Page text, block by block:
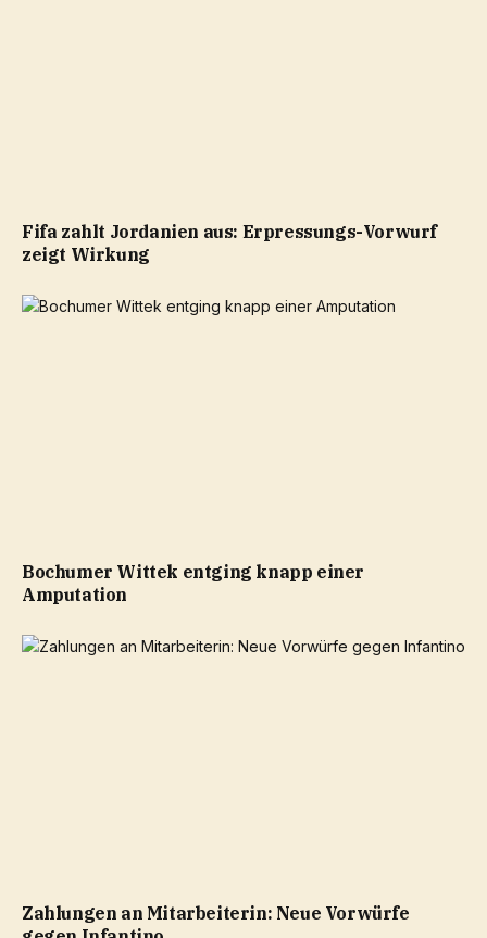
Fifa zahlt Jordanien aus: Erpressungs-Vorwurf
zeigt Wirkung
Bochumer Wittek entging knapp einer
Amputation
Zahlungen an Mitarbeiterin: Neue Vorwürfe